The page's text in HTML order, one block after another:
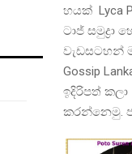
හයක් Lyca
ටාජ්
වැඩසටහන්
Gossip
ඉදිරිපත්
කරන්නෙමු.